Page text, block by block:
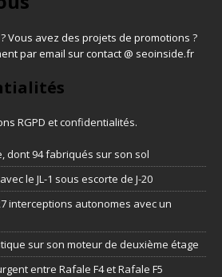
Vous avez des projets de promotions ?
par email sur contact @ seoinside.fr
RGPD et confidentialités.
dont 94 fabriqués sur son sol
le JL-1 sous escorte de J-20
interceptions autonomes avec un
sur son moteur de deuxième étage
entre Rafale F4 et Rafale F5